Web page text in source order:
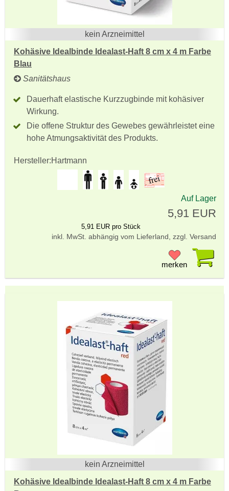
kein Arzneimittel
Kohäsive Idealbinde Idealast-Haft 8 cm x 4 m Farbe
Blau
Sanitätshaus
Dauerhaft elastische Kurzzugbinde mit kohäsiver
Wirkung.
Die offene Struktur des Gewebes gewährleistet eine
hohe Atmungsaktivität des Produkts.
Hersteller:Hartmann
Auf Lager
5,91 EUR
5,91 EUR pro Stück
inkl. MwSt. abhängig vom Lieferland, zzgl. Versand
merken
kein Arzneimittel
Kohäsive Idealbinde Idealast-Haft 8 cm x 4 m Farbe